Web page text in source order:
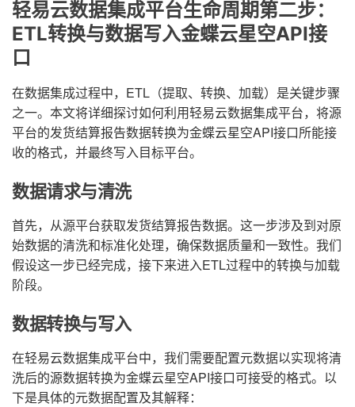
轻易云数据集成平台生命周期第二步：
ETL转换与数据写入金蝶云星空API接
口
在数据集成过程中，ETL（提取、转换、加载）是关键步骤
之一。本文将详细探讨如何利用轻易云数据集成平台，将源
平台的发货结算报告数据转换为金蝶云星空API接口所能接
收的格式，并最终写入目标平台。
数据请求与清洗
首先，从源平台获取发货结算报告数据。这一步涉及到对原
始数据的清洗和标准化处理，确保数据质量和一致性。我们
假设这一步已经完成，接下来进入ETL过程中的转换与加载
阶段。
数据转换与写入
在轻易云数据集成平台中，我们需要配置元数据以实现将清
洗后的源数据转换为金蝶云星空API接口可接受的格式。以
下是具体的元数据配置及其解释：